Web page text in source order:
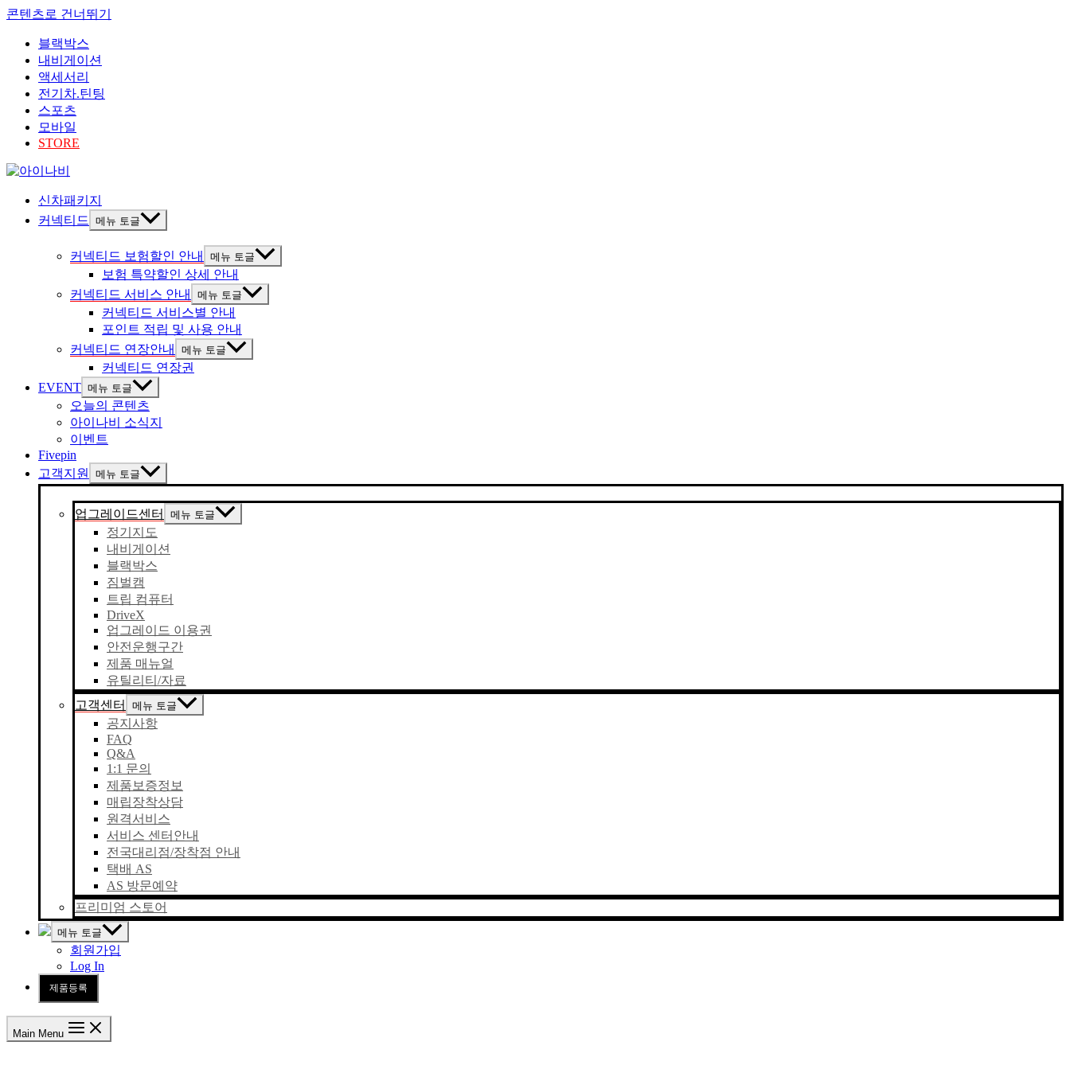
콘텐츠로 건너뛰기
블랙박스
내비게이션
액세서리
전기차.틴팅
스포츠
모바일
STORE
신차패키지
커넥티드
메뉴 토글
커넥티드 보험할인 안내 메뉴 토글
보험 특약할인 상세 안내
커넥티드 서비스 안내
메뉴 토글
커넥티드 서비스별 안내
포인트 적립 및 사용 안내
커넥티드 연장안내
메뉴 토글
커넥티드 연장권
EVENT 메뉴 토글
오늘의 콘텐츠
아이나비 소식지
이벤트
Fivepin
고객지원
메뉴 토글
업그레이드센터 메뉴 토글
정기지도
내비게이션
블랙박스
짐벌캠
트립 컴퓨터
DriveX
업그레이드 이용권
안전운행구간
제품 매뉴얼
유틸리티/자료
고객센터
메뉴 토글
공지사항
FAQ
Q&A
1:1 문의
제품보증정보
매립장착상담
원격서비스
서비스 센터안내
전국대리점/장착점 안내
택배 AS
AS 방문예약
프리미엄 스토어
메뉴 토글
회원가입
Log In
제품등록
Main Menu